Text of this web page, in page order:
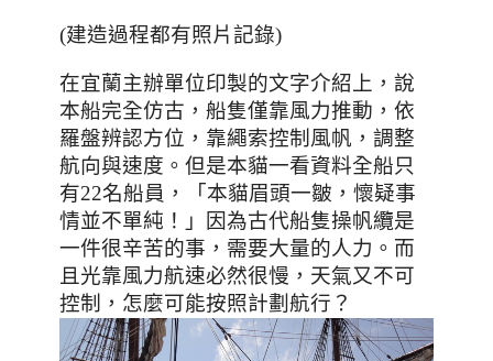
(建造過程都有照片記錄)
在宜蘭主辦單位印製的文字介紹上，說
本船完全仿古，船隻僅靠風力推動，依
羅盤辨認方位，靠繩索控制風帆，調整
航向與速度。但是本貓一看資料全船只
有22名船員 ，「本貓眉頭一皺，懷疑事
情並不單純！」因為古代船隻操帆纜是
一件很辛苦的事，需要大量的人力。而
且光靠風力航速必然很慢，天氣又不可
控制，怎麼可能按照計劃航行？